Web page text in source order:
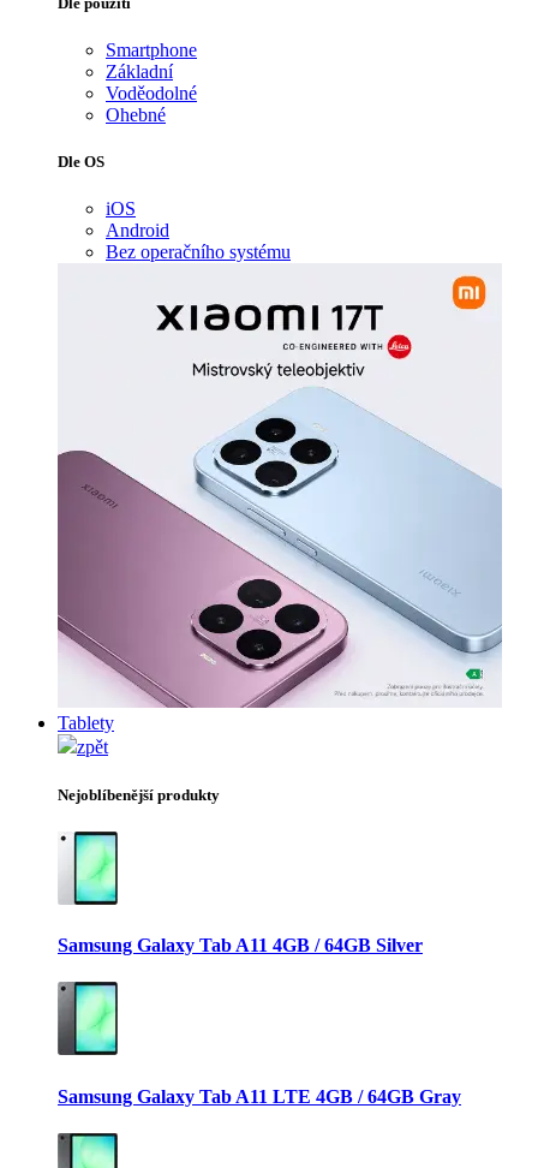
Smartphone
Základní
Voděodolné
Ohebné
Dle OS
iOS
Android
Bez operačního systému
Tablety
zpět
Nejoblíbenější produkty
Samsung Galaxy Tab A11 4GB / 64GB Silver
Samsung Galaxy Tab A11 LTE 4GB / 64GB Gray